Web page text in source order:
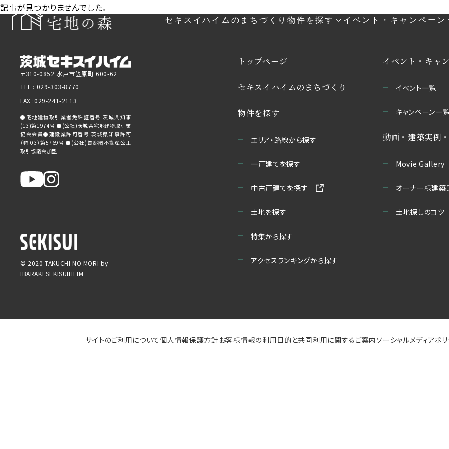
セキスイハイムのまちづくり物件を探す イベント・キャンペーン
記事が見つかりませんでした。
〒310-0852 水戸市笠原町 600-62
TEL : 029-303-8770
FAX :029-241-2113
●宅地建物取引業者免許証番号 茨城県知事
(13)第1974号 ●(公社)茨城県宅地建物取引業
協会会員●建設業許可番号 茨城県知事許可
（特-03）第5769号 ●(公社)首都圏不動産公正
取引協議会加盟
© 2020 TAKUCHI NO MORI by
IBARAKI SEKISUIHEIM
トップページ
セキスイハイムのまちづくり
物件を探す
エリア・路線から探す
一戸建てを探す
中古戸建てを探す
土地を探す
特集から探す
アクセスランキングから探す
イベント・キャ
イベント一覧
キャンペーン一
動画・建築実例
Movie Gallery
オーナー様建築
土地探しのコツ
サイトのご利用について個人情報保護方針 お客様情報の利用目的と共同利用に関するご案内ソーシャルメディアポ